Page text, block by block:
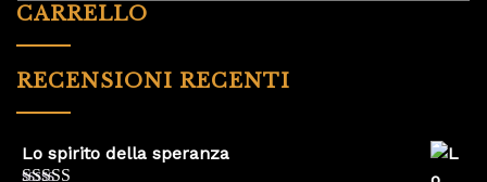
CARRELLO
RECENSIONI RECENTI
Lo spirito della speranza